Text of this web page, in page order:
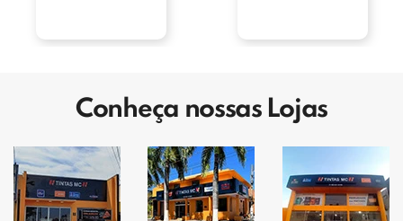
Conheça nossas Lojas